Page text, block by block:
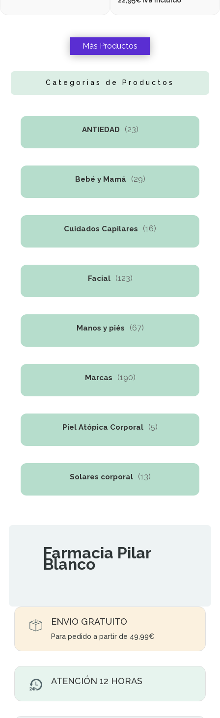
Más Productos
Categorias de Productos
ANTIEDAD (23)
Bebé y Mamá (29)
Cuidados Capilares (16)
Facial (123)
Manos y piés (67)
Marcas (190)
Piel Atópica Corporal (5)
Solares corporal (13)
Farmacia Pilar
Blanco
ENVIO GRATUITO
Para pedido a partir de 49,99€
ATENCIÓN 12 HORAS